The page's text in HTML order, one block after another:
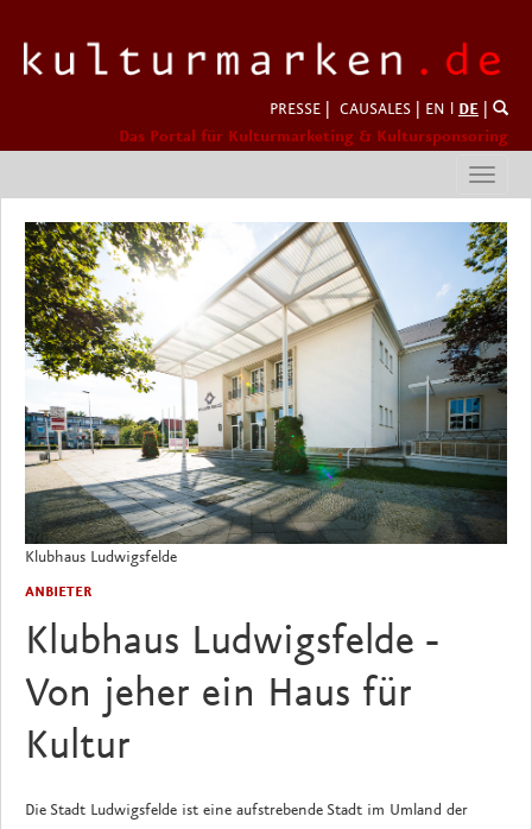
PRESSE CAUSALES EN DE
Das Portal für Kulturmarketing & Kultursponsoring
Klubhaus Ludwigsfelde
ANBIETER
Klubhaus Ludwigsfelde -
Von jeher ein Haus für
Kultur
Die Stadt Ludwigsfelde ist eine aufstrebende Stadt im Umland der